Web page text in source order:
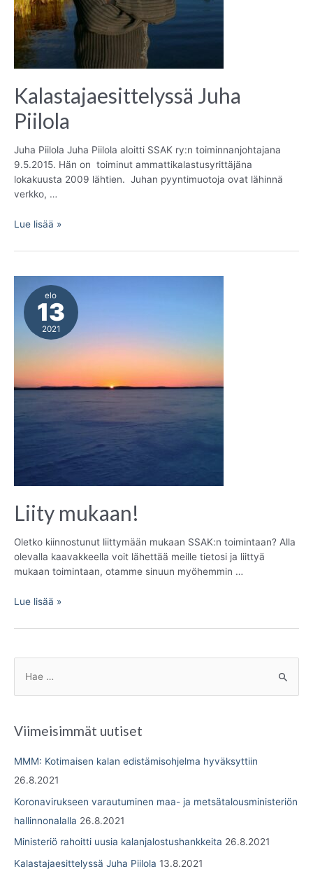
Kalastajaesittelyssä Juha
Piilola
Juha Piilola Juha Piilola aloitti SSAK ry:n toiminnanjohtajana
9.5.2015. Hän on toiminut ammattikalastusyrittäjäna
lokakuusta 2009 lähtien. Juhan pyyntimuotoja ovat lähinnä
verkko, …
Kalastajaesittelyssä
Piilola
Lue lisää »
elo
13
2021
Liity mukaan!
Oletko kiinnostunut liittymään mukaan SSAK:n toimintaan? Alla
olevalla kaavakkeella voit lähettää meille tietosi ja liittyä
mukaan toimintaan, otamme sinuun myöhemmin …
Liity
Lue lisää »
h
f
o
r
:
Viimeisimmät uutiset
MMM: Kotimaisen kalan edistämisohjelma hyväksyttiin
26.8.2021
Koronavirukseen varautuminen maa- ja metsätalousministeriön
hallinnonalalla 26.8.2021
Ministeriö rahoitti uusia kalanjalostushankkeita 26.8.2021
Kalastajaesittelyssä Juha Piilola 13.8.2021